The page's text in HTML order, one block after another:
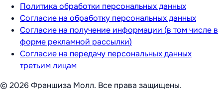
Политика обработки персональных данных
Согласие на обработку персональных данных
Согласие на получение информации (в том числе в
форме рекламной рассылки)
Согласие на передачу персональных данных
третьим лицам
© 2026 Франшиза Молл. Все права защищены.